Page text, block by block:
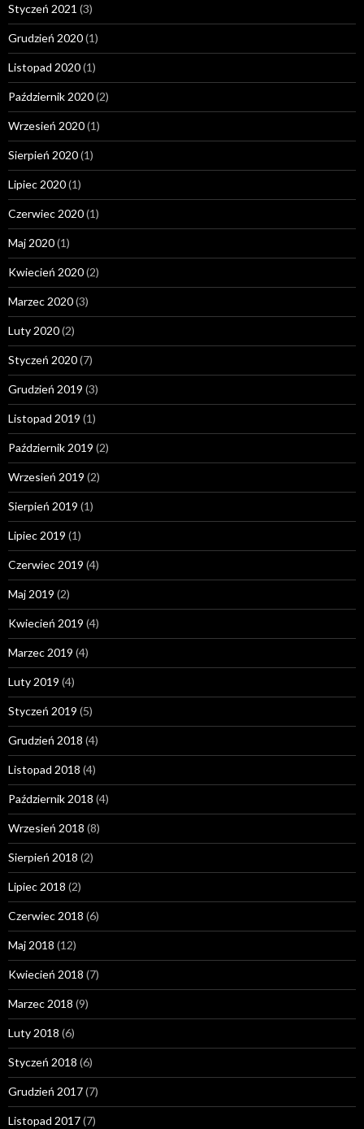
Styczeń 2021 (3)
Grudzień 2020(1)
Listopad 2020(1)
Październik 2020(2)
Wrzesień 2020(1)
Sierpień 2020(1)
Lipiec 2020(1)
Czerwiec 2020(1)
Maj 2020(1)
Kwiecień 2020(2)
Marzec 2020(3)
Luty 2020(2)
Styczeń 2020(7)
Grudzień 2019 (3)
Listopad 2019 (1)
Październik 2019 (2)
Wrzesień 2019 (2)
Sierpień 2019 (1)
Lipiec 2019 (1)
Czerwiec 2019 (4)
Maj 2019 (2)
Kwiecień 2019 (4)
Marzec 2019 (4)
Luty 2019 (4)
Styczeń 2019 (5)
Grudzień 2018 (4)
Listopad 2018 (4)
Październik 2018 (4)
Wrzesień 2018 (8)
Sierpień 2018 (2)
Lipiec 2018 (2)
Czerwiec 2018 (6)
Maj 2018 (12)
Kwiecień 2018 (7)
Marzec 2018 (9)
Luty 2018 (6)
Styczeń 2018 (6)
Grudzień 2017(7)
Listopad 2017(7)